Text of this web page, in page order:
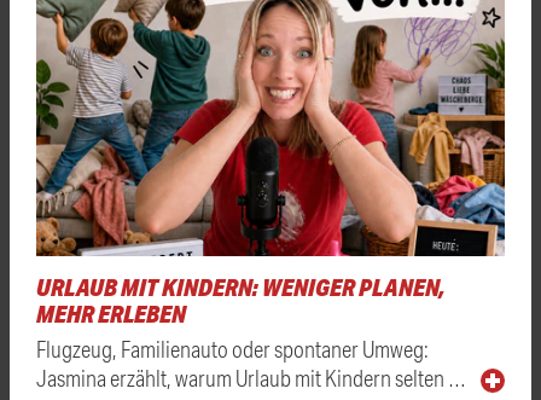
URLAUB MIT KINDERN: WENIGER PLANEN,
MEHR ERLEBEN
Flugzeug, Familienauto oder spontaner Umweg:
Jasmina erzählt, warum Urlaub mit Kindern selten …